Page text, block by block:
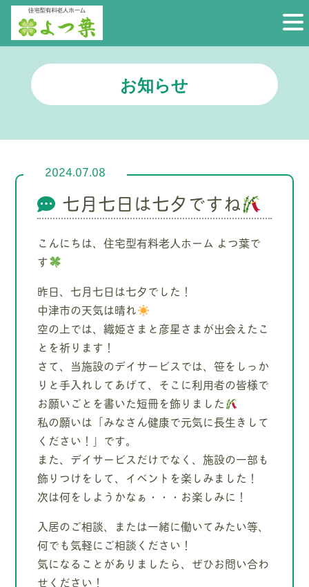
お知らせ
2024.07.08
七月七日は七夕ですね
こんにちは、住宅型有料老人ホーム よつ葉で
す
昨日、七月七日は七夕でした！
中津市の天気は晴れ
空の上では、織姫さまと彦星さまが出会えたこ
とを祈ります！
さて、当施設のデイサービスでは、笹をしっか
りと手入れしてあげて、そこに利用者の皆様で
お願いごとを書いた短冊を飾りました
私の願いは「みなさん健康で元気に長生きして
ください！」です。
また、デイサービスだけでなく、施設の一部も
飾りつけをして、イベントを楽しみました！
次は何をしようかなぁ・・・お楽しみに！
入居のご相談、または一緒に働いてみたい等、
何でも気軽にご相談ください！
気になることがありましたら、ぜひお問い合わ
せください！